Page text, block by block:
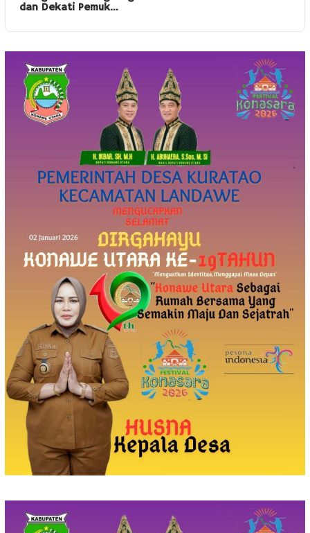
dan Dekati Pemuk…